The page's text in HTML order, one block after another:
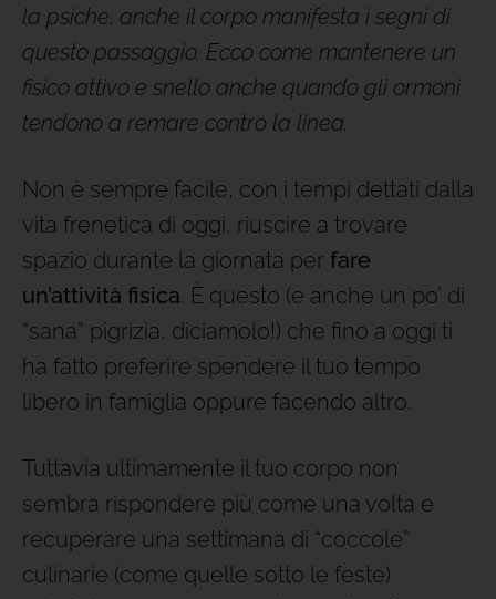
la psiche, anche il corpo manifesta i segni di
questo passaggio. Ecco come mantenere un
fisico attivo e snello anche quando gli ormoni
tendono a remare contro la linea.
Non è sempre facile, con i tempi dettati dalla
vita frenetica di oggi, riuscire a trovare
spazio durante la giornata per fare
un’attività fisica. È questo (e anche un po’ di
“sana” pigrizia, diciamolo!) che fino a oggi ti
ha fatto preferire spendere il tuo tempo
libero in famiglia oppure facendo altro.
Tuttavia ultimamente il tuo corpo non
sembra rispondere più come una volta e
recuperare una settimana di “coccole”
culinarie (come quelle sotto le feste)